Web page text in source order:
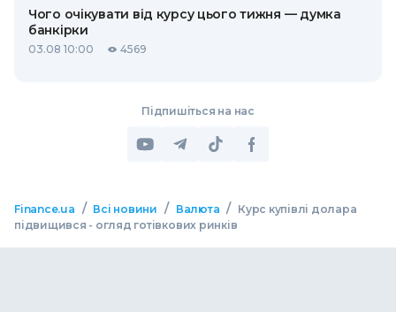
Чого очікувати від курсу цього тижня — думка
банкірки
03.08 10:00 4569
Підпишіться на нас
Finance.ua / Всі новини / Валюта / Курс купівлі долара
підвищився - огляд готівкових ринків